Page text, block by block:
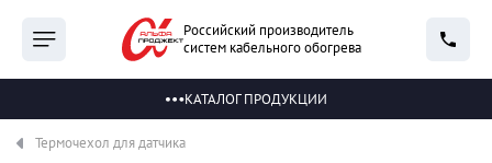
Российский производитель
систем кабельного обогрева
КАТАЛОГ ПРОДУКЦИИ
Термочехол для датчика